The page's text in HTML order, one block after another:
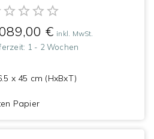
€ inkl. MwSt.
1 - 2 Wochen
x 45 cm (HxBxT)
Papier